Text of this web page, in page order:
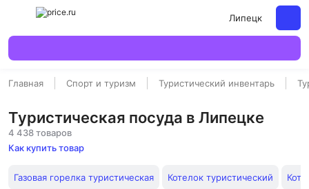
Липецк
Главная Спорт и туризм Туристический инвентарь
Туристическая посуда в Липецке
4 438 товаров
Как купить товар
Газовая горелка туристическая Котелок туристический